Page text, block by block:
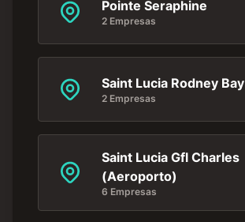
Pointe Seraphine
2 Empresas
Saint Lucia Rodney Bay
2 Empresas
Saint Lucia Gfl Charles
(Aeroporto)
6 Empresas